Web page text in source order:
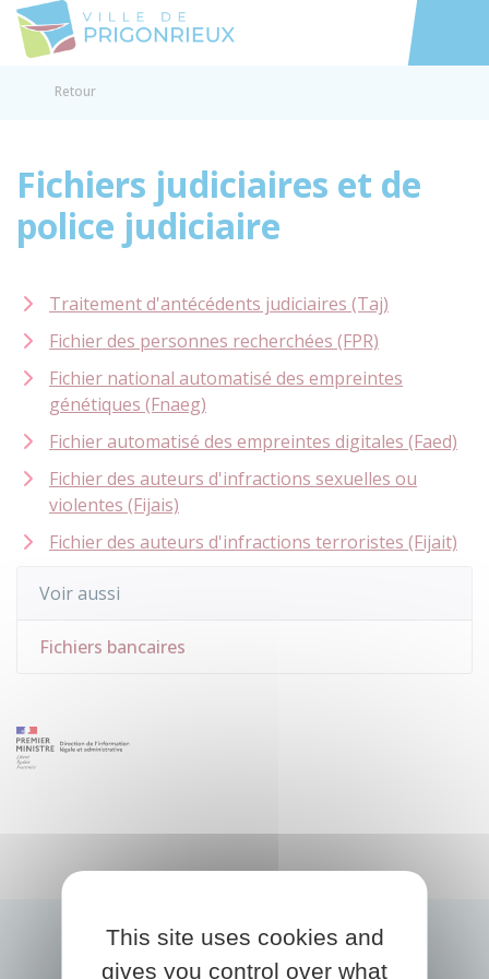
Accéder
Retour
Fichiers judiciaires et de
police judiciaire
Traitement d'antécédents judiciaires (Taj)
Fichier des personnes recherchées (FPR)
Fichier national automatisé des empreintes
génétiques (Fnaeg)
Fichier automatisé des empreintes digitales (Faed)
Fichier des auteurs d'infractions sexuelles ou
violentes (Fijais)
Fichier des auteurs d'infractions terroristes (Fijait)
Voir aussi
Fichiers bancaires
This site uses cookies and
gives you control over what